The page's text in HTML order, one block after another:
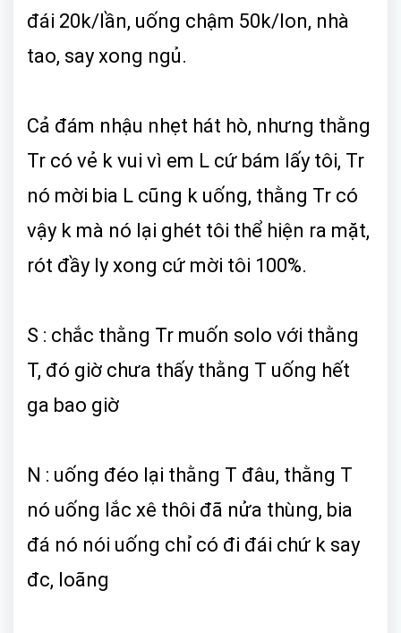
đái 20k/lần, uống chậm 50k/lon, nhà
tao, say xong ngủ.
Cả đám nhậu nhẹt hát hò, nhưng thằng
Tr có vẻ k vui vì em L cứ bám lấy tôi, Tr
nó mời bia L cũng k uống, thằng Tr có
vậy k mà nó lại ghét tôi thể hiện ra mặt,
rót đầy ly xong cứ mời tôi 100%.
S : chắc thằng Tr muốn solo với thằng
T, đó giờ chưa thấy thằng T uống hết
ga bao giờ
N : uống đéo lại thằng T đâu, thằng T
nó uống lắc xê thôi đã nửa thùng, bia
đá nó nói uống chỉ có đi đái chứ k say
đc, loãng